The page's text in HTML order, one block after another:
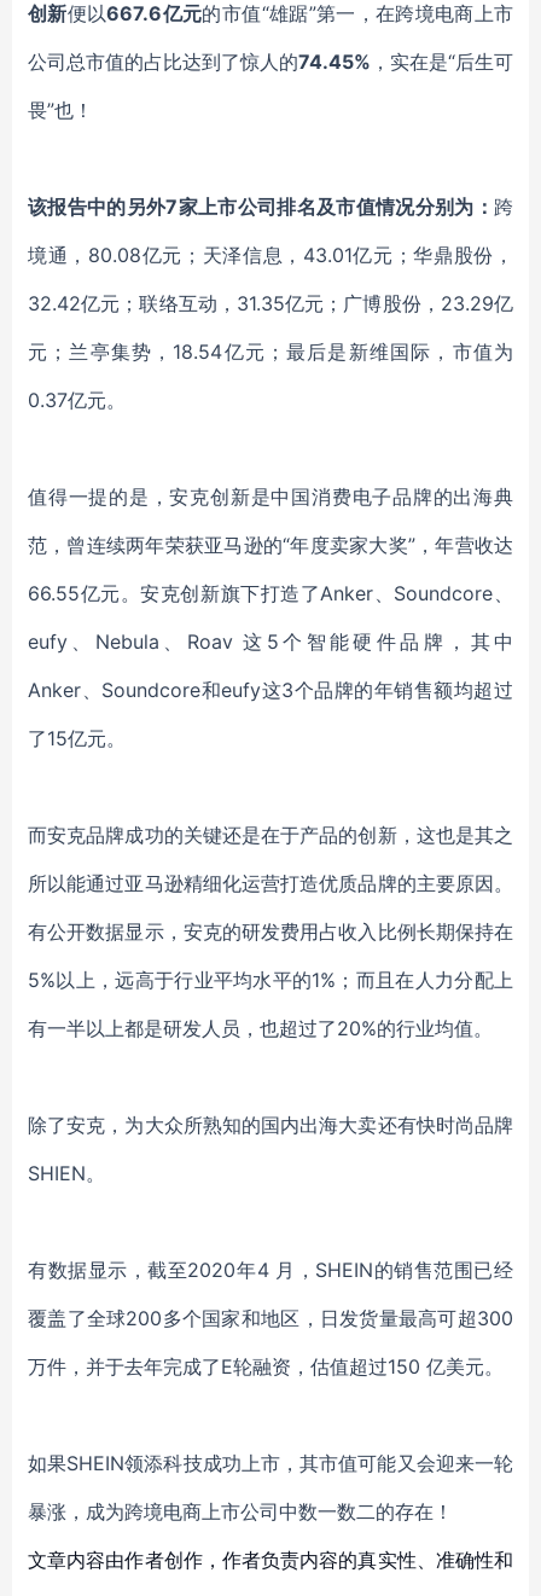
创新便以667.6亿元的市值“雄踞”第一，在跨境电商上市
公司总市值的占比达到了惊人的74.45% ，实在是“后生可
畏”也！
该报告中的另外7家上市公司排名及市值情况分别为： 跨
境通， 80.08亿元；天泽信息，43.01亿元；华鼎股份，
32.42亿元；联络互动，31.35亿元；广博股份，23.29亿
元；兰亭集势，18.54亿元；最后是新维国际，市值为
0.37亿元。
值得一提的是，安克创新是中国消费电子品牌的出海典
范，曾连续两年荣获亚马逊的“年度卖家大奖”，年营收达
66.55亿元。安克创新旗下打造了Anker、Soundcore、
eufy、Nebula、Roav 这5个智能硬件品牌，其中
Anker、Soundcore和eufy这3个品牌的年销售额均超过
了15亿元。
而安克品牌成功的关键还是在于产品的创新，这也是其之
所以能通过亚马逊精细化运营打造优质品牌的主要原因。
有公开数据显示，安克的研发费用占收入比例长期保持在
5%以上，远高于行业平均水平的1%；而且在人力分配上
有一半以上都是研发人员，也超过了20%的行业均值。
除了安克，为大众所熟知的国内出海大卖还有快时尚品牌
SHIEN。
有数据显示，截至2020年4 月，SHEIN的销售范围已经
覆盖了全球200多个国家和地区，日发货量最高可超300
万件，并于去年完成了E轮融资，估值超过150 亿美元。
如果SHEIN领添科技成功上市，其市值可能又会迎来一轮
暴涨，成为跨境电商上市公司中数一数二的存在！
文章内容由作者创作，作者负责内容的真实性、准确性和